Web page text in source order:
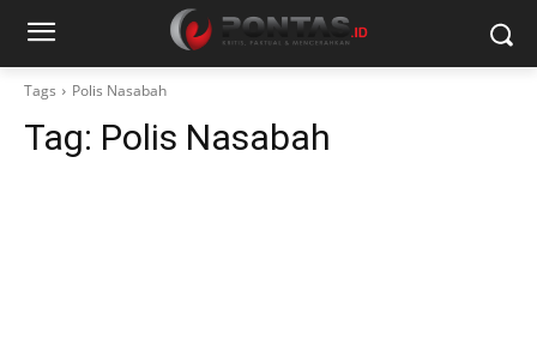
Tags Polis Nasabah
Tag: Polis Nasabah